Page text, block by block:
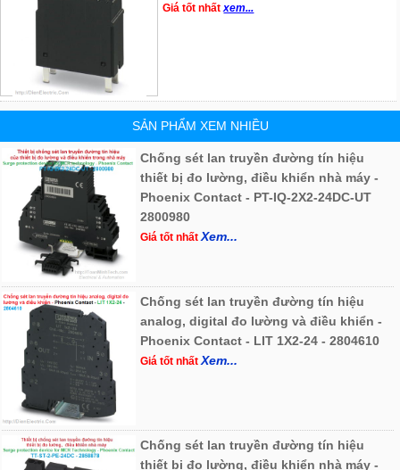
Giá tốt nhấtxem...
SẢN PHẨM XEM NHIỀU
Chống sét lan truyền đường tín hiệu
thiết bị đo lường, điều khiển nhà máy -
Phoenix Contact - PT-IQ-2X2-24DC-UT
2800980
Giá tốt nhấtXem...
Chống sét lan truyền đường tín hiệu
analog, digital đo lường và điều khiển -
Phoenix Contact - LIT 1X2-24 - 2804610
Giá tốt nhấtXem...
Chống sét lan truyền đường tín hiệu
thiết bị đo lường, điều khiển nhà máy -